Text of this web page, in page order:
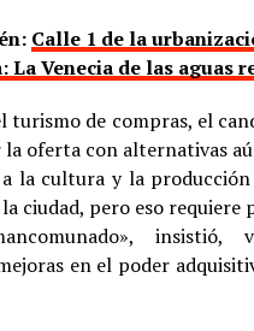
Calle 1 de la
La Venecia de las aguas
turismo de compras, el
oferta con alternativas
la cultura y la producción
ciudad, pero eso requiere
insistió,
en el poder